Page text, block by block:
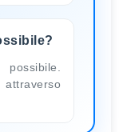
attraverso